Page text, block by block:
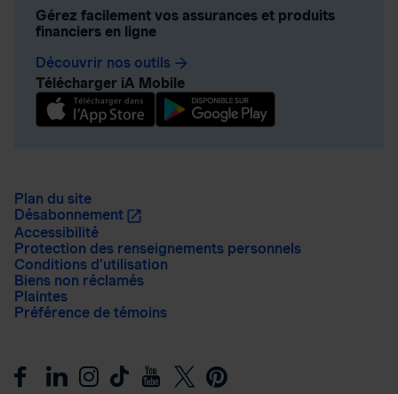
Gérez facilement vos assurances et produits
financiers en ligne
Découvrir nos outils arrow_forward
Télécharger iA Mobile
Plan du site
Désabonnement
Accessibilité
Protection des renseignements personnels
Conditions d’utilisation
Biens non réclamés
Plaintes
Préférence de témoins